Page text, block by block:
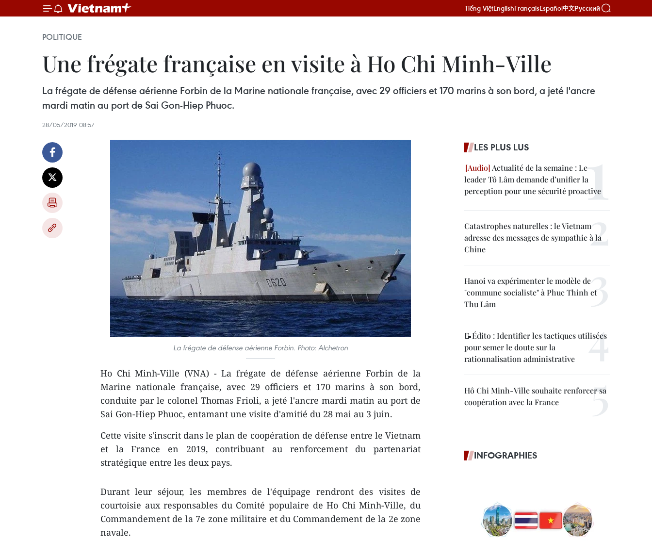
Tiếng ViệtEnglishFrançaisEspañol中文Русский
POLITIQUE
Une frégate française en visite à Ho Chi Minh-Ville
La frégate de défense aérienne Forbin de la Marine nationale française, avec 29 officiers et 170 marins à son bord, a jeté l'ancre
mardi matin au port de Sai Gon-Hiep Phuoc.
28/05/2019 08:57
La frégate de défense aérienne Forbin. Photo: Alchetron
Ho Chi Minh-Ville (VNA) - La frégate de défense aérienne Forbin de la
Marine nationale française, avec 29 officiers et 170 marins à son bord,
conduite par le colonel Thomas Frioli, a jeté l'ancre mardi matin au port de
Sai Gon-Hiep Phuoc, entamant une visite d'amitié du 28 mai au 3 juin.
Cette visite s'inscrit dans le plan de coopération de défense entre le Vietnam
et la France en 2019, contribuant au renforcement du partenariat
stratégique entre les deux pays.
Durant leur séjour, les membres de l'équipage rendront des visites de
courtoisie aux responsables du Comité populaire de Ho Chi Minh-Ville, du
Commandement de la 7e zone militaire et du Commandement de la 2e zone
navale.
LES PLUS LUS
Actualité de la semaine : Le
leader Tô Lâm demande d’unifier la
perception pour une sécurité proactive
Catastrophes naturelles : le Vietnam
adresse des messages de sympathie à la
Chine
Hanoi va expérimenter le modèle de
"commune socialiste" à Phuc Thinh et
Thu Lâm
📝Édito : Identifier les tactiques utilisées
pour semer le doute sur la
rationnalisation administrative
Hô Chi Minh-Ville souhaite renforcer sa
coopération avec la France
INFOGRAPHIES